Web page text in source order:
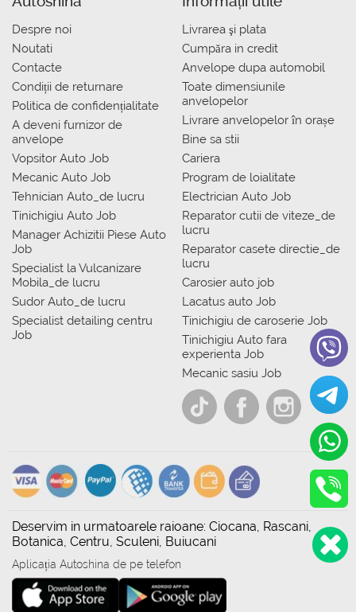
Despre noi
Noutati
Contacte
Condiții de returnare
Politica de confidențialitate
A deveni furnizor de
anvelope
Vopsitor Auto Job
Mecanic Auto Job
Tehnician Auto_de lucru
Tinichigiu Auto Job
Manager Achizitii Piese Auto
Job
Specialist la Vulcanizare
Mobila_de lucru
Sudor Auto_de lucru
Specialist detailing centru
Job
Livrarea şi plata
Сumpăra in credit
Anvelope dupa automobil
Toate dimensiunile
anvelopelor
Livrare anvelopelor în orașe
Bine sa stii
Cariera
Program de loialitate
Electrician Auto Job
Reparator cutii de viteze_de
lucru
Reparator casete directie_de
lucru
Carosier auto job
Lacatus auto Job
Tinichigiu de caroserie Job
Tinichigiu Auto fara
experienta Job
Mecanic sasiu Job
Deservim in urmatoarele raioane: Ciocana, Rascani,
Botanica, Centru, Sculeni, Buiucani
Aplicația Autoshina de pe telefon